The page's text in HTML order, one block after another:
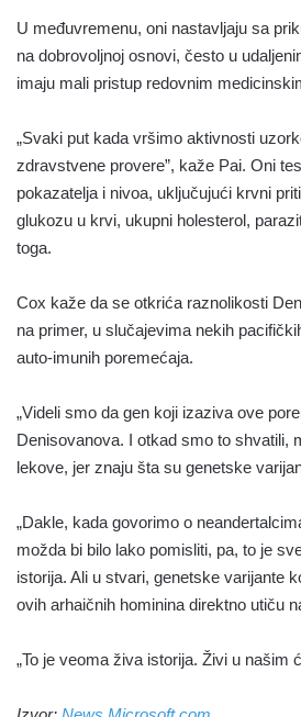
U međuvremenu, oni nastavljaju sa
na dobrovoljnoj osnovi, često u
imaju mali pristup redovnim
„Svaki put kada vršimo aktivnosti
zdravstvene provere”, kaže Pai. Oni
pokazatelja i nivoa, uključujući krvni
glukozu u krvi, ukupni holesterol,
toga.
Cox kaže da se otkrića raznolikosti
na primer, u slučajevima nekih
auto-imunih poremećaja.
„Videli smo da gen koji izaziva ove
Denisovanova. I otkad smo to shvatili,
lekove, jer znaju šta su genetske
„Dakle, kada govorimo o
možda bi bilo lako pomisliti, pa, to je
istorija. Ali u stvari, genetske varijante
ovih arhaičnih hominina direktno utiču
„To je veoma živa istorija. Živi u našim